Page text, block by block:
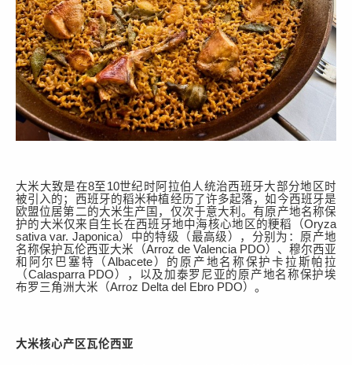
大米大致是在8至10世纪 时阿拉伯人统治西班牙大部分地区时
被引入的；西班牙的稻米种植经历了许多起落，如今西班牙是
欧盟位居第二的大米生产国，仅次于意大利。有原产地名称保
护的大米仅来自 生长在西班牙地中海核心地区的粳稻（Oryza
sativa var. Japonica）中的特级（最高级） ，分别 为 ： 原产地
名称保护 瓦伦西亚大米 （Arroz de Valencia PDO） 、穆尔西亚
和阿尔巴塞特
（Albacete ） 的 原产地名称保护卡拉斯帕拉
（Calasparra PDO ） ，以及加泰罗尼亚的原产地名称保护埃
布罗三角洲大米 （Arroz Delta del Ebro PDO） 。
大米核心产区瓦伦西亚